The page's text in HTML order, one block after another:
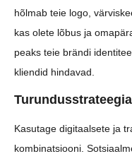
hõlmab teie logo,
kas olete lõbus ja
peaks teie brändi
kliendid hindavad.
Kasutage digitaalsete ja
kombinatsiooni.